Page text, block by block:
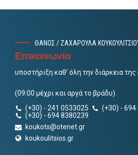
ΘΑΝΟΣ / ΖΑΧΑΡΟΥΛΑ
Επικοινωνία
υποστήριξη καθ’ όλη την διάρκεια
(09:00 μέχρι και αργά το βράδυ).
(+30) - 241 0533025
(+30) - 694
(+30) - 694 8380239
koukots@otenet.gr
koukoulitsios.gr